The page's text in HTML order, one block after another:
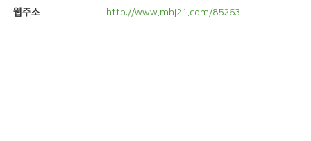
웹주소 http://www.mhj21.com/85263